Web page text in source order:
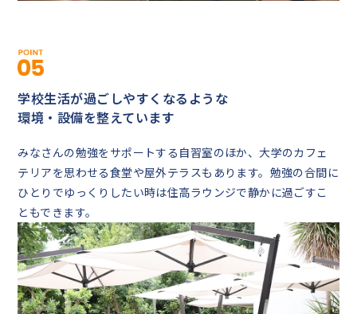
学校生活が過ごしやすくなるような
環境・設備を整えています
みなさんの勉強をサポートする自習室のほか、大学のカフェ
テリアを思わせる食堂や屋外テラスもあります。勉強の合間に
ひとりでゆっくりしたい時は住高ラウンジで静かに過ごすこ
ともできます。